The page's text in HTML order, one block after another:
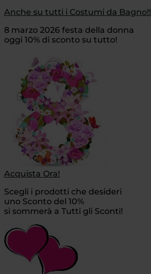
Anche su tutti i Costumi da Bagno!!
8 marzo 2026 festa della donna
oggi 10% di sconto su tutto!
Acquista Ora!
Scegli i prodotti che desideri
uno Sconto del 10%
si sommerà a Tutti gli Sconti!